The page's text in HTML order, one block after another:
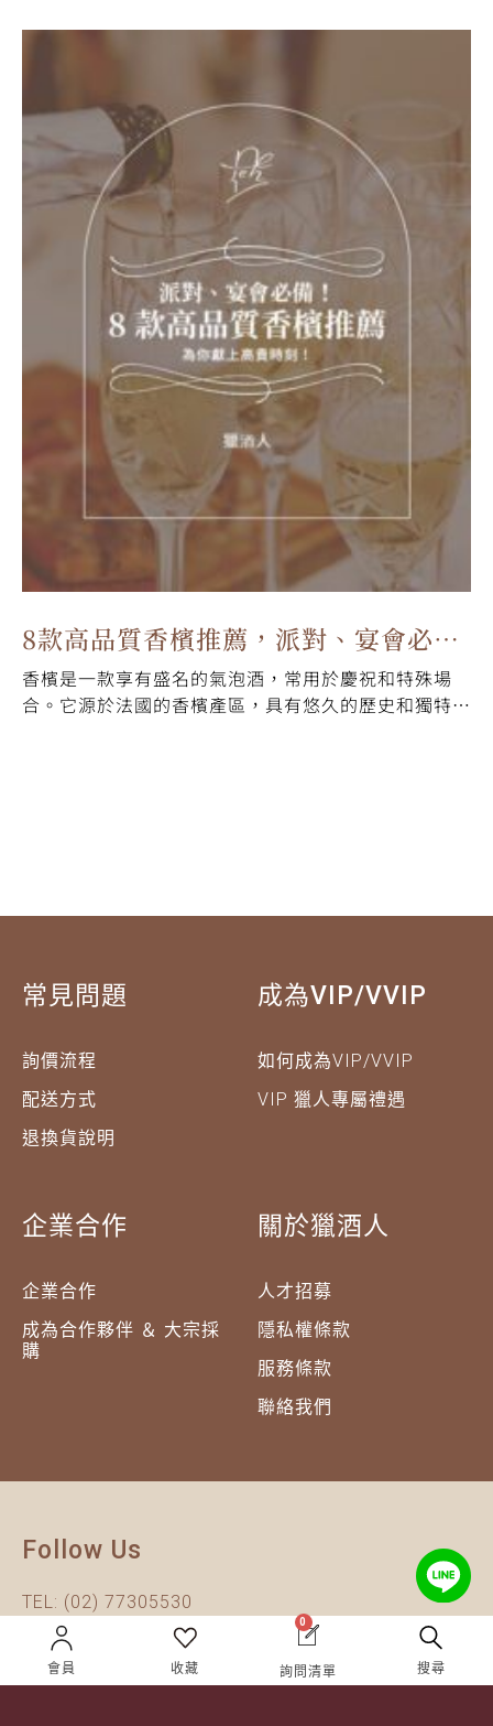
8款高品質香檳推薦，派對、宴會必
備，為你獻上高貴時刻！
香檳是一款享有盛名的氣泡酒，常用於慶祝和特殊場
合。它源於法國的香檳產區，具有悠久的歷史和獨特的
常見問題
詢價流程
配送方式
退換貨說明
成為VIP/VVIP
如何成為VIP/VVIP
VIP 獵人專屬禮遇
企業合作
企業合作
成為合作夥伴 ＆ 大宗採
購
關於獵酒人
人才招募
隱私權條款
服務條款
聯絡我們
Follow Us
TEL: (02) 77305530
週一至週六 10AM – 7PM
(國定假日休息)
會員 收藏
0
詢問清單 搜尋